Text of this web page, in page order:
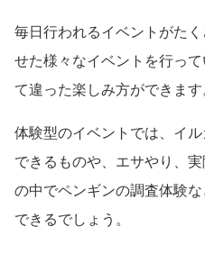
毎日行われるイベントがた
せた様々なイベントを行っ
て違った楽しみ方ができます
体験型のイベントでは、イ
できるものや、エサやり、
の中でペンギンの調査体験
できるでしょう。